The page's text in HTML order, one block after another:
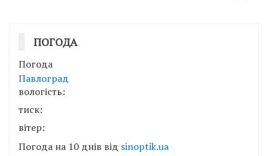
ПОГОДА
Погода
Павлоград
вологість:
тиск:
вітер:
Погода на 10 днів від sinoptik.ua